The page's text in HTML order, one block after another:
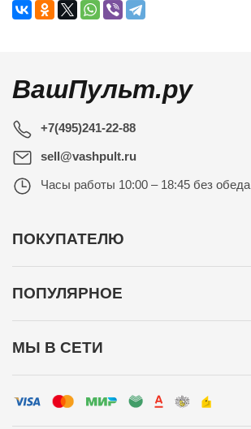
ВашПульт.ру
+7(495)241-22-88
sell@vashpult.ru
Часы работы 10:00 – 18:45 без обеда
ПОКУПАТЕЛЮ
ПОПУЛЯРНОЕ
МЫ В СЕТИ